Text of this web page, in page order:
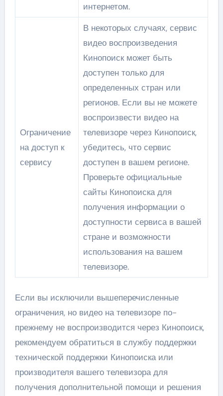
интернетом.
Ограничение
на доступ к
сервису
В некоторых случаях, сервис
видео воспроизведения
Кинопоиск может быть
доступен только для
определенных стран или
регионов. Если вы не можете
воспроизвести видео на
телевизоре через Кинопоиск,
убедитесь, что сервис
доступен в вашем регионе.
Проверьте официальные
сайты Кинопоиска для
получения информации о
доступности сервиса в вашей
стране и возможности
использования на вашем
телевизоре.
Если вы исключили вышеперечисленные
ограничения, но видео на телевизоре по-
прежнему не воспроизводится через Кинопоиск,
рекомендуем обратиться в службу поддержки
технической поддержки Кинопоиска или
производителя вашего телевизора для
получения дополнительной помощи и решения